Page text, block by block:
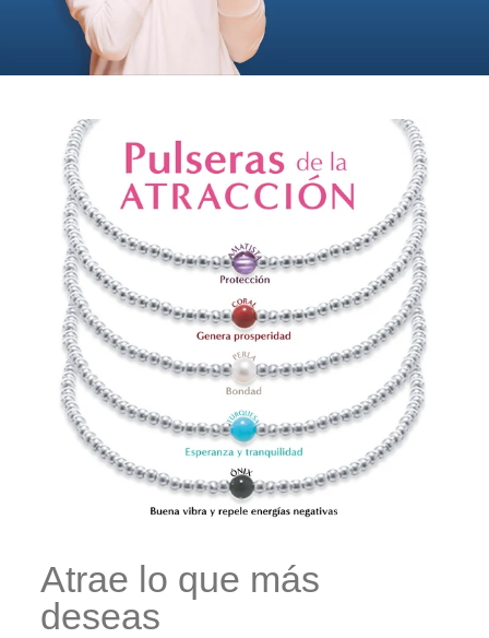
Atrae lo que más
deseas